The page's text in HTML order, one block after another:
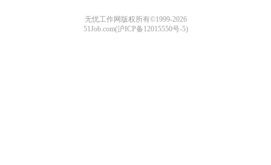
无忧工作网版权所有©1999-2026
51Job.com(沪ICP备12015550号-5)